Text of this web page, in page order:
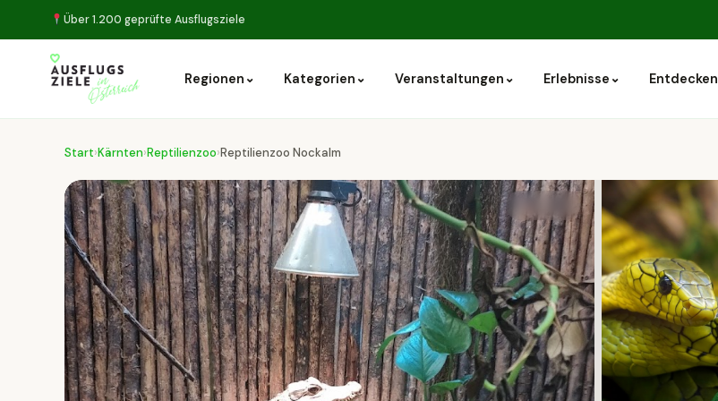
Über 1.200 geprüfte Ausflugsziele
Regionen ⌄ Kategorien ⌄ Veranstaltungen ⌄ Erlebnisse ⌄ Entdecken
Start›Kärnten›Reptilienzoo›Reptilienzoo Nockalm